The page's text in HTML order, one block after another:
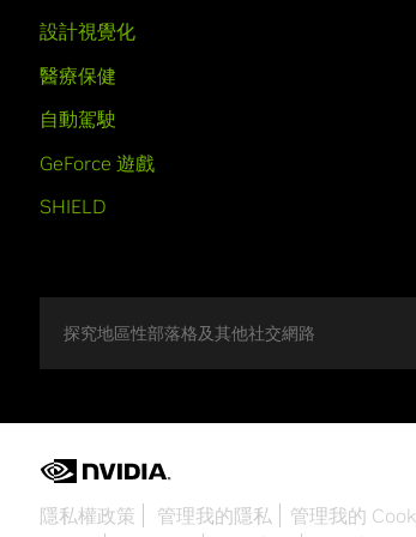
設計視覺化
醫療保健
自動駕駛
GeForce 遊戲
SHIELD
探究地區性部落格及其他社交網路
隱私權政策 管理我的隱私 管理我的